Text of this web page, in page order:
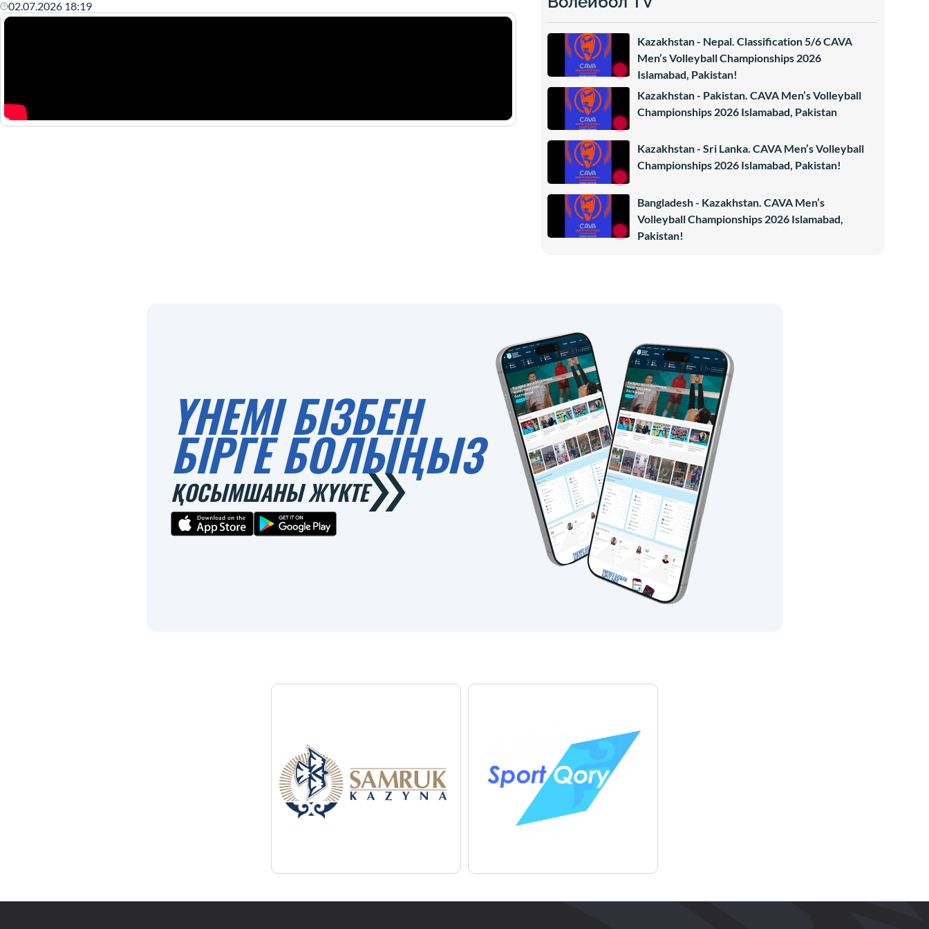
02.07.2026 18:19
Kazakhstan - Nepal. Classification 5/6 CAVA
Men’s Volleyball Championships 2026
Islamabad, Pakistan!
Kazakhstan - Pakistan. CAVA Men’s Volleyball
Championships 2026 Islamabad, Pakistan
Kazakhstan - Sri Lanka. CAVA Men’s Volleyball
Championships 2026 Islamabad, Pakistan!
Bangladesh - Kazakhstan. CAVA Men’s
Volleyball Championships 2026 Islamabad,
Pakistan!
ҮНЕМІ БІЗБЕН
БІРГЕ БОЛЫҢЫЗ
ҚОСЫМШАНЫ ЖҮКТЕ